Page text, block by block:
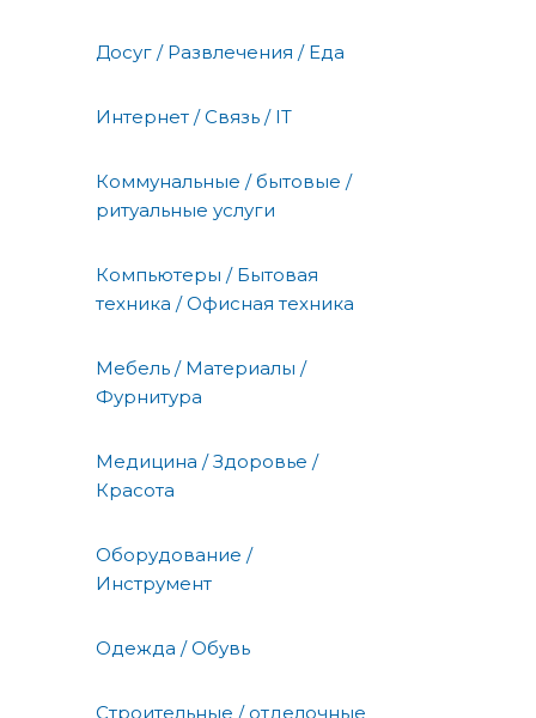
Досуг / Развлечения / Еда
Интернет / Связь / IT
Коммунальные / бытовые /
ритуальные услуги
Компьютеры / Бытовая
техника / Офисная техника
Мебель / Материалы /
Фурнитура
Медицина / Здоровье /
Красота
Оборудование /
Инструмент
Одежда / Обувь
Строительные / отделочные